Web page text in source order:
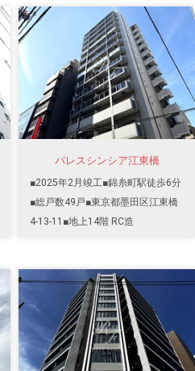
パレスシンシア江東橋
■2025年2月竣工■錦糸町駅徒歩6分
■総戸数49戸■東京都墨田区江東橋
4-13-11■地上14階 RC造